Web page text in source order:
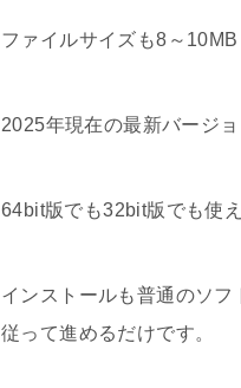
ファイルサイズも8～
2025年現在の最新バージ
64bit版でも32bit版でも使
インストールも普通のソ
従って進めるだけです。